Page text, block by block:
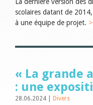
Du monde entier
Divers
Tags
Auteurs
Julie Greub
Sibylle Birrer
scolaires datant de
à une équipe de projet.
« La grande
: une
28.06.2024 | Divers